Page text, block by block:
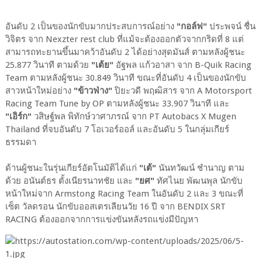
อันดับ 2 เป็นของนักขับมากประสบการณ์อย่าง "กอล์ฟ" ประพจน์ ชื่น
วิจิตร จาก Nexzter rest club ที่แม้จะต้องออกตัวจากกริดที่ 8 แต่
สามารถทะยานขึ้นมาคว้าอันดับ 2 ได้อย่างสุดมันส์ ตามหลังผู้ชนะ
25.877 วินาที ตามด้วย "เต้ย" อัฐพล แก้วอาสา จาก B-Quik Racing
Team ตามหลังผู้ชนะ 30.849 วินาที ขณะที่อันดับ 4 เป็นของนักขับ
สาวหน้าใหม่อย่าง "ข้าวฟ่าง" ปิยะวดี พฤฒิสาร จาก A Motorsport
Racing Team Tune by OP ตามหลังผู้ชนะ 33.907 วินาที และ
"เอิร์ก" วสิษฐ์พล พิทักษ์วาศาภรณ์ จาก PT Autobacs X Mugen
Thailand ที่จบอันดับ 7 โอเวอร์ออล์ และอันดับ 5 ในกลุ่มเกียร์
ธรรมดา
ด้านผู้ชนะในรุ่นเกียร์อัตโนมัติได้แก่ "เต้" นันทวัฒน์ ชำนาญ ตาม
ด้วย อนันต์ธร ตั้งเนียรนาทชัย และ "ยศ" ทัศไนย พัฒนพุล นักขับ
หน้าใหม่จาก Armstong Racing Team ในอันดับ 2 และ 3 ขณะที่
เซ็ต วัลดรอน นักขับออสเตรเลียนวัย 16 ปี จาก BENDIX SRT
RACING ต้องออกจากการแข่งขันหลังรถแข่งมีปัญหา